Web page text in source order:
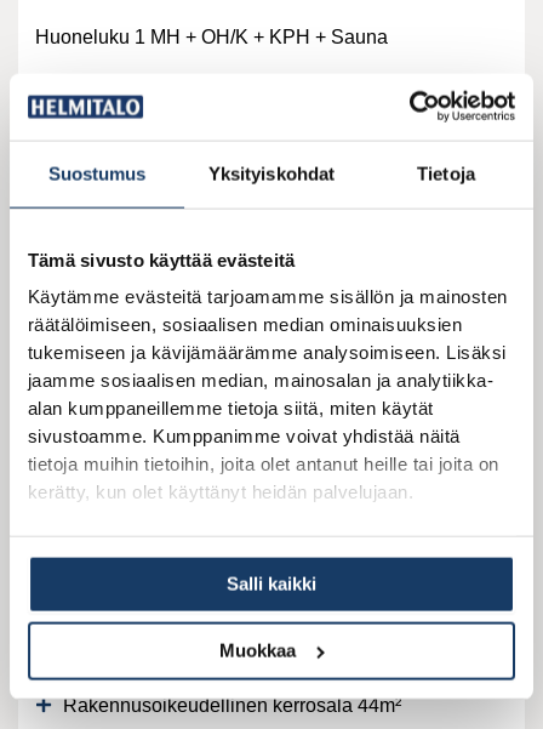
Suostumus Yksityiskohdat Tietoja
Tämä sivusto käyttää evästeitä
Käytämme evästeitä tarjoamamme sisällön ja mainosten
räätälöimiseen, sosiaalisen median ominaisuuksien
tukemiseen ja kävijämäärämme analysoimiseen. Lisäksi
jaamme sosiaalisen median, mainosalan ja analytiikka-
alan kumppaneillemme tietoja siitä, miten käytät
sivustoamme. Kumppanimme voivat yhdistää näitä
tietoja muihin tietoihin, joita olet antanut heille tai joita on
kerätty, kun olet käyttänyt heidän palvelujaan.
Salli kaikki
Muokkaa
Huoneluku 1 MH + OH/K + KPH + Sauna
Kerrosala 45
Tutustu malliin
SNADI 45 TERASSILLA
Huoneluku 1 MH + OH/K + KPH + S
Rakennusoikeudellinen kerrosala 44m²